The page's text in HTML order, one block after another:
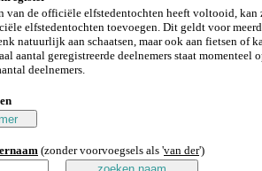
van de officiële elfstedentochten heeft voltooid, kan
elfstedentochten toevoegen. Dit geldt voor
natuurlijk aan schaatsen, maar ook aan fietsen of
aantal geregistreerde deelnemers staat momenteel
deelnemers.
(zonder voorvoegsels als 'van der')